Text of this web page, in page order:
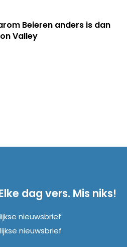
Beieren anders is dan
Valley
dag vers. Mis niks!
nieuwsbrief
nieuwsbrief